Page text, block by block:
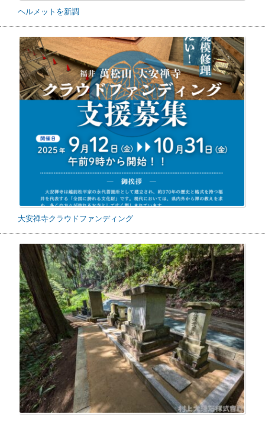
ヘルメットを新調
大安禅寺クラウドファンディング